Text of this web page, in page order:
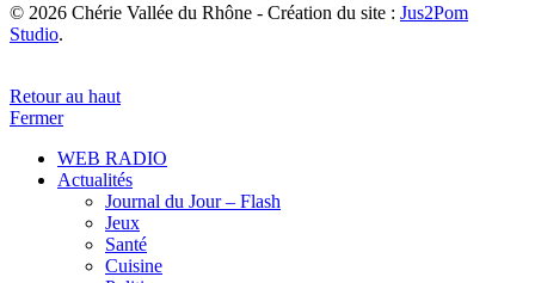
© 2026 Chérie Vallée du Rhône - Création du site : Jus2Pom
Studio.
Retour au haut
Fermer
WEB RADIO
Actualités
Journal du Jour – Flash
Jeux
Santé
Cuisine